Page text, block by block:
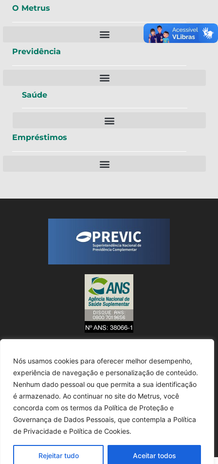
Nós usamos cookies para oferecer melhor desempenho,
experiência de navegação e personalização de conteúdo.
Nenhum dado pessoal ou que permita a sua identificação
é armazenado. Ao continuar no site do Metrus, você
concorda com os termos da Política de Proteção e
Governança de Dados Pessoais, que contempla a Política
de Privacidade e Política de Cookies.
Rejeitar tudo Aceitar todos
O Metrus
Previdência
Saúde
Empréstimos